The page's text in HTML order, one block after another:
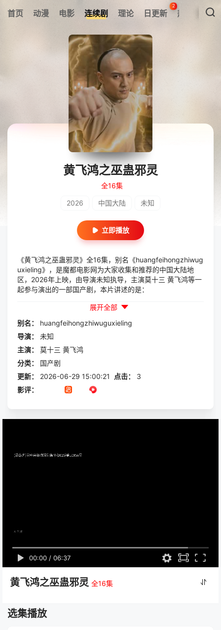
首页 动漫 电影 连续剧 理论 日更新
2
热搜榜
黄飞鸿之巫蛊邪灵
全16集
2026 中国大陆 未知
立即播放
《黄飞鸿之巫蛊邪灵》全16集，别名《huangfeihongzhiwug
uxieling》，是魔都电影网为大家收集和推荐的中国大陆地
区，2026年上映，由导演未知执导，主演莫十三 黄飞鸿等一
起参与演出的一部国产剧，本片讲述的是：
展开全部
别名：
huangfeihongzhiwuguxieling
导演：
未知
主演：
莫十三 黄飞鸿
分类：
国产剧
更新：
2026-06-29 15:00:21 点击：
3
影评：
00:00 / 06:37
黄飞鸿之巫蛊邪灵 全16集
选集播放